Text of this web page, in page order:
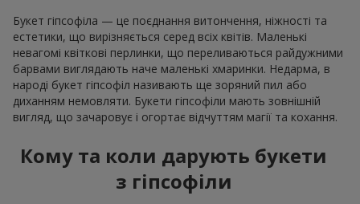
Букет гіпсофіла — це поєднання витончення, ніжності та
естетики, що вирізняється серед всіх квітів. Маленькі
невагомі квіткові перлинки, що переливаються райдужними
барвами виглядають наче маленькі хмаринки. Недарма, в
народі букет гіпсофіл називають ще зоряний пил або
диханням немовляти. Букети гіпсофіли мають зовнішній
вигляд, що зачаровує і огортає відчуттям магії та кохання.
Кому та коли дарують букети
з гіпсофіли